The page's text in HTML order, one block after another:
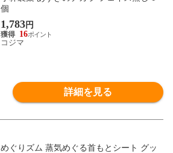
個
1,783円
16
コジマ
詳細を見る
めぐりズム 蒸気めぐる首もとシート グッ